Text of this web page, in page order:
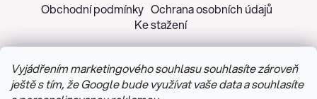
Vyjádřením marketingového souhlasu souhlasíte zároveň
ještě s tím, že Google bude využívat vaše data a souhlasíte
Obchodní podmínky Ochrana osobních údajů
Ke stažení